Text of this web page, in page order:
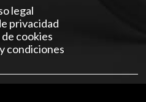
legal
privacidad
cookies
condiciones